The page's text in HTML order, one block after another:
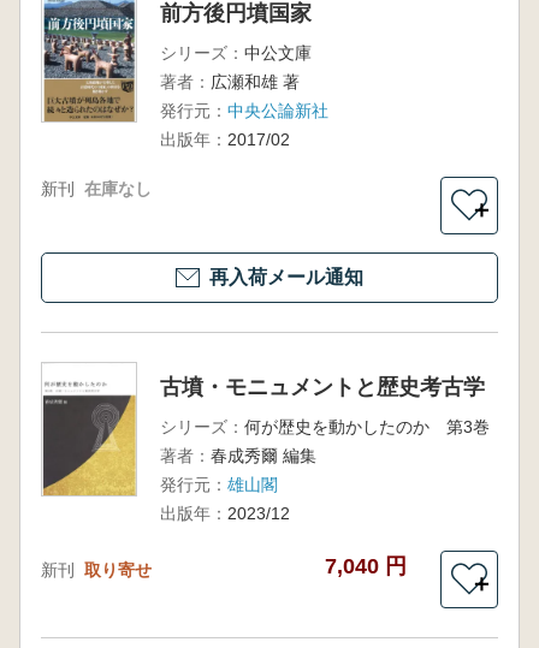
前方後円墳国家
シリーズ： 中公文庫
著者： 広瀬和雄 著
発行元： 中央公論新社
出版年： 2017/02
新刊 在庫なし
＋
再入荷メール通知
古墳・モニュメントと歴史考古学
シリーズ： 何が歴史を動かしたのか 第3巻
著者： 春成秀爾 編集
発行元： 雄山閣
出版年： 2023/12
新刊 取り寄せ 7,040 円
＋